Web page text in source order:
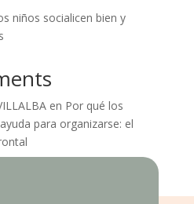
niños socialicen bien y
en Por qué los
para organizarse: el